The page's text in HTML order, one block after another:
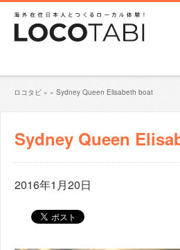
ロコタビ » » Sydney Queen Elisabeth boat
Sydney Queen
2016年1月20日